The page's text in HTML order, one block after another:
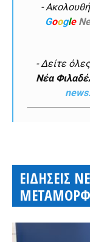
-
Google
- Δείτε
Νέα
ΕΙΔΗΣΕΙΣ